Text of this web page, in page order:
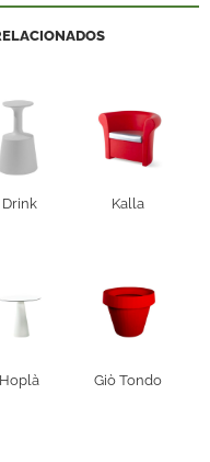
Drink Kalla
Hoplà Giò Tondo